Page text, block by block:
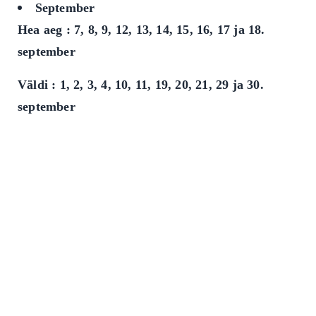
September
Hea aeg : 7, 8, 9, 12, 13, 14, 15, 16, 17 ja 18.
september
Väldi : 1, 2, 3, 4, 10, 11, 19, 20, 21, 29 ja 30.
september